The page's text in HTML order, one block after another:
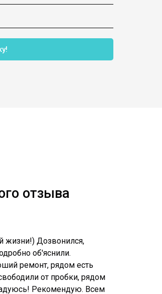
отзыва
жизни!) Дозвонился,
об'яснили.
ремонт, рядом есть
от пробки, рядом
Рекомендую. Всем